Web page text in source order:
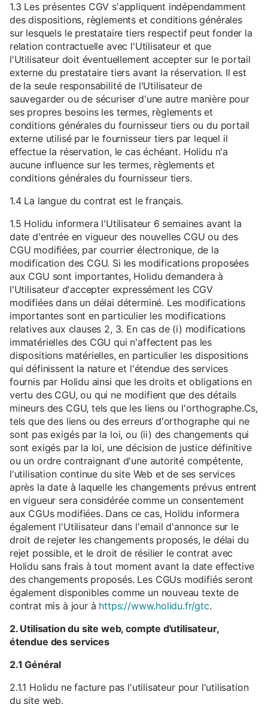
1.3 Les présentes CGV s'appliquent indépendamment
des dispositions, règlements et conditions générales
sur lesquels le prestataire tiers respectif peut fonder la
relation contractuelle avec l'Utilisateur et que
l'Utilisateur doit éventuellement accepter sur le portail
externe du prestataire tiers avant la réservation. Il est
de la seule responsabilité de l'Utilisateur de
sauvegarder ou de sécuriser d'une autre manière pour
ses propres besoins les termes, règlements et
conditions générales du fournisseur tiers ou du portail
externe utilisé par le fournisseur tiers par lequel il
effectue la réservation, le cas échéant. Holidu n'a
aucune influence sur les termes, règlements et
conditions générales du fournisseur tiers.
1.4 La langue du contrat est le français.
1.5 Holidu informera l'Utilisateur 6 semaines avant la
date d'entrée en vigueur des nouvelles CGU ou des
CGU modifiées, par courrier électronique, de la
modification des CGU. Si les modifications proposées
aux CGU sont importantes, Holidu demandera à
l'Utilisateur d'accepter expressément les CGV
modifiées dans un délai déterminé. Les modifications
importantes sont en particulier les modifications
relatives aux clauses 2, 3. En cas de (i) modifications
immatérielles des CGU qui n'affectent pas les
dispositions matérielles, en particulier les dispositions
qui définissent la nature et l'étendue des services
fournis par Holidu ainsi que les droits et obligations en
vertu des CGU, ou qui ne modifient que des détails
mineurs des CGU, tels que les liens ou l'orthographe.Cs,
tels que des liens ou des erreurs d'orthographe qui ne
sont pas exigés par la loi, ou (ii) des changements qui
sont exigés par la loi, une décision de justice définitive
ou un ordre contraignant d'une autorité compétente,
l'utilisation continue du site Web et de ses services
après la date à laquelle les changements prévus entrent
en vigueur sera considérée comme un consentement
aux CGUs modifiées. Dans ce cas, Holidu informera
également l'Utilisateur dans l'email d'annonce sur le
droit de rejeter les changements proposés, le délai du
rejet possible, et le droit de résilier le contrat avec
Holidu sans frais à tout moment avant la date effective
des changements proposés. Les CGUs modifiés seront
également disponibles comme un nouveau texte de
contrat mis à jour à https://www.holidu.fr/gtc.
2. Utilisation du site web, compte d'utilisateur,
étendue des services
2.1 Général
2.1.1 Holidu ne facture pas l'utilisateur pour l'utilisation
du site web.